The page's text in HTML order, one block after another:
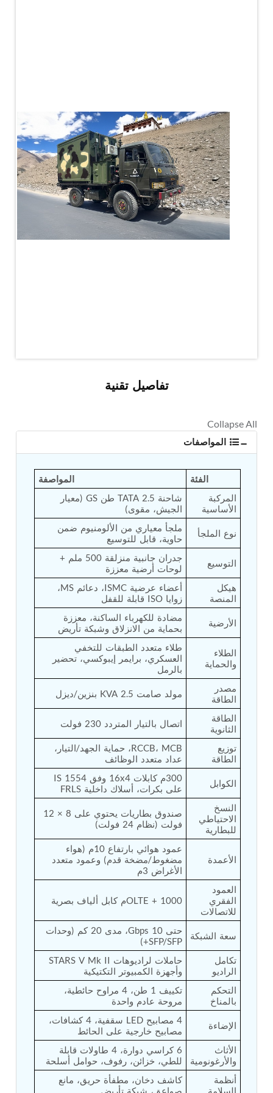
Cyclic Spin Test Facility
Mobile Hydraulic Flushing Rig
Hydraulic Powerpack And Actuator System
Manufacturer
Mobile Test Facility For Aircraft Engines
Test Rig For OBIGGS
Oxygen Enrichment Facility
Stun Shell Composition Filling & Assembling
Tube Pressurization Test Setup
Hydraulic Hose/Tube Proof Test Stand
Practice Head Torpedo
Liquid Oxygen Dispenser 800 Ltr Along With
45 Degree Left And Right Moment Durability Test
Rig
Neometrix Optical Balloon Theodolite
Universal Hydraulic Charging Rig IAF Nasik
Cng Circuit Leak Testing Machine For Volvo Buses
Hydraulic Spreader Machine
Cryogenic Liquid Medical Mxygen Vertical Storage
Weapon Loading Trolley
Hydrualic Drive Of Osa
Test Equipment For Pump And Centrifugal
Breather
Hydraulic Loading System
Aircraft Arrester Barrier System
Power Shuttle Transmission Test Rig
Tacan Test Bench
Automated Inverter Test Rig On Lab View
Environment
Doppler Vor Test Rack
Chemical Cleaning Bay
Oxygen Boosting System For Oxygen Generation
Plant Psa
Inertia Test Facility
Advanced Test & Calibration Bench for Integrated
Fuel Pump and Controller in Aircraft Engines
Vehicle-Mounted Expandable Battery Command
Universal Self-Generating Nitrogen Service Cart
(U-SGNSC)
General Purpose Pneumatic Test Rig
Mobile Aviation 400Hz Load Bank (Air-Cooled &
Aerospace Hydraulic Pump / Motor Test Bench
Modification of Command-and-Control Carrier
Motor Track (CCC-MT)
Fuel (ATF) Pump and Nozzle Pressure Ratio Test
Stand
Oxygen Component Test Benches
Hydraulic Filter Test Bench
Chemical Weapon Destruction Facility
Burst Chamber for Hydrogen Cylinder Testing
Fuel Contents Gauging Probe Test Rig – Light
Combat Helicopter
Portable Pneumatic Test Rig for Rudder Actuator
Rudder & Tailplane Test Equipment
Gauge Pressure Switch Test Rig
Hydraulic Proof Pressure Test Rig
Light Strike Vehicle Modification and Upgrade
تفاصيل تقنية
المواصفات
الفئة
المواصفة
المركبة
الأساسية
شاحنة TATA 2.5 طن GS (معيار
الجيش، مقوى)
نوع الملجأ
ملجأ معياري من الألومنيوم ضمن
حاوية، قابل للتوسيع
التوسيع
جدران جانبية منزلقة 500 ملم +
لوحات أرضية معززة
هيكل
المنصة
أعضاء عرضية ISMC، دعائم MS،
زوايا ISO قابلة للقفل
الأرضية
مضادة للكهرباء الساكنة، معززة
بحماية من الانزلاق وشبكة تأريض
الطلاء
والحماية
طلاء متعدد الطبقات للتخفي
العسكري، برايمر إيبوكسي، تحضير
بالرمل
مصدر
الطاقة
مولد صامت 2.5 KVA بنزين/ديزل
الطاقة
الثانوية
اتصال بالتيار المتردد 230 فولت
توزيع
الطاقة
RCCB، MCB، حماية الجهد/التيار،
عداد متعدد الوظائف
الكوابل
على بكرات، أسلاك داخلية FRLS
النسخ
الاحتياطي
للبطارية
فولت (نظام 24 فولت)
الأعمدة
عمود هوائي بارتفاع 10م (هواء
مضغوط/مضخة قدم) وعمود متعدد
الأغراض 3م
العمود
الفقري
للاتصالات
OLTE + 1000م كابل ألياف بصرية
سعة الشبكة
حتى 10 Gbps، مدى 20 كم (وحدات
SFP/SFP+)
تكامل
الراديو
وأجهزة الكمبيوتر التكتيكية
التحكم
بالمناخ
تكييف 1 طن، 4 مراوح حائطية،
مروحة عادم واحدة
الإضاءة
4 مصابيح LED سقفية، 4 كشافات،
مصابيح خارجية على الحائط
الأثاث
والأرغونومية
6 كراسي دوارة، 4 طاولات قابلة
للطي، خزائن، رفوف، حوامل أسلحة
أنظمة
السلامة
كاشف دخان، مطفأة حريق، مانع
صواعق، شبكة تأريض